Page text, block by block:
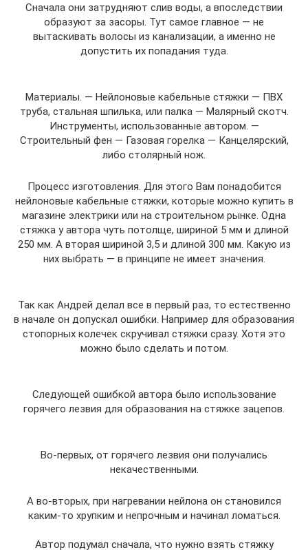
Сначала они затрудняют слив воды, а впоследствии
образуют за засоры. Тут самое главное — не
вытаскивать волосы из канализации, а именно не
допустить их попадания туда.
Материалы. — Нейлоновые кабельные стяжки — ПВХ
труба, стальная шпилька, или палка — Малярный скотч.
Инструменты, использованные автором. —
Строительный фен — Газовая горелка — Канцелярский,
либо столярный нож.
Процесс изготовления. Для этого Вам понадобится
нейлоновые кабельные стяжки, которые можно купить в
магазине электрики или на строительном рынке. Одна
стяжка у автора чуть потолще, шириной 5 мм и длиной
250 мм. А вторая шириной 3,5 и длиной 300 мм. Какую из
них выбрать — в принципе не имеет значения.
Так как Андрей делал все в первый раз, то естественно
в начале он допускал ошибки. Например для образования
стопорных колечек скручивал стяжки сразу. Хотя это
можно было сделать и потом.
Следующей ошибкой автора было использование
горячего лезвия для образования на стяжке зацепов.
Во-первых, от горячего лезвия они получались
некачественными.
А во-вторых, при нагревании нейлона он становился
каким-то хрупким и непрочным и начинал ломаться.
Автор подумал сначала, что нужно взять стяжку